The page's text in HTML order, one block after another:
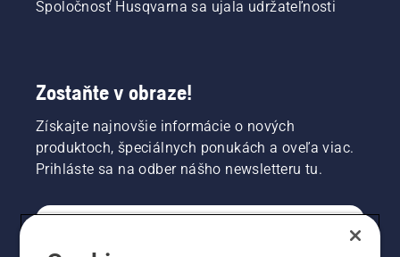
Spoločnosť Husqvarna sa ujala udržateľnosti
Zostaňte v obraze!
Získajte najnovšie informácie o nových
produktoch, špeciálnych ponukách a oveľa viac.
Prihláste sa na odber nášho newsletteru tu.